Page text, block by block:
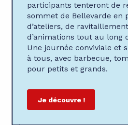
participants tenteront de
sommet de Bellevarde en
d’ateliers, de
d’animations tout au long
Une journée conviviale et
à tous, avec barbecue,
pour petits et grands.
Je découvre !